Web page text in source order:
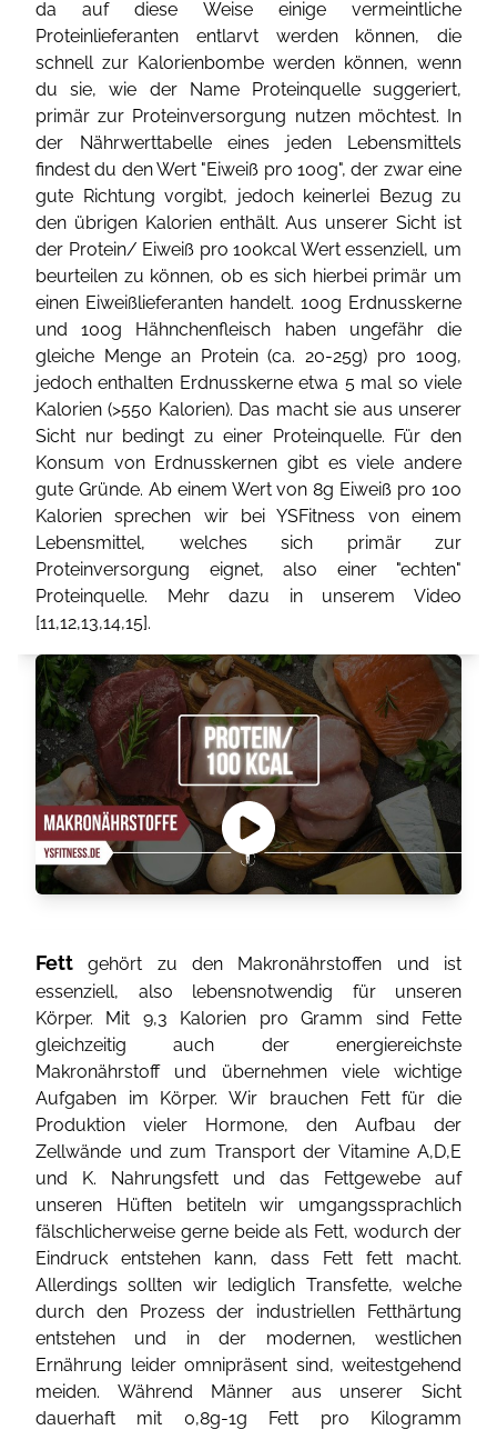
da auf diese Weise einige vermeintliche
Proteinlieferanten entlarvt werden können, die
schnell zur Kalorienbombe werden können, wenn
du sie, wie der Name Proteinquelle suggeriert,
primär zur Proteinversorgung nutzen möchtest. In
der Nährwerttabelle eines jeden Lebensmittels
findest du den Wert "Eiweiß pro 100g", der zwar eine
gute Richtung vorgibt, jedoch keinerlei Bezug zu
den übrigen Kalorien enthält. Aus unserer Sicht ist
der Protein/ Eiweiß pro 100kcal Wert essenziell, um
beurteilen zu können, ob es sich hierbei primär um
einen Eiweißlieferanten handelt. 100g Erdnusskerne
und 100g Hähnchenfleisch haben ungefähr die
gleiche Menge an Protein (ca. 20-25g) pro 100g,
jedoch enthalten Erdnusskerne etwa 5 mal so viele
Kalorien (>550 Kalorien). Das macht sie aus unserer
Sicht nur bedingt zu einer Proteinquelle. Für den
Konsum von Erdnusskernen gibt es viele andere
gute Gründe. Ab einem Wert von 8g Eiweiß pro 100
Kalorien sprechen wir bei YSFitness von einem
Lebensmittel, welches sich primär zur
Proteinversorgung eignet, also einer "echten"
Proteinquelle. Mehr dazu in unserem Video
[11,12,13,14,15].
Fett gehört zu den Makronährstoffen und ist
essenziell, also lebensnotwendig für unseren
Körper. Mit 9,3 Kalorien pro Gramm sind Fette
gleichzeitig auch der energiereichste
Makronährstoff und übernehmen viele wichtige
Aufgaben im Körper. Wir brauchen Fett für die
Produktion vieler Hormone, den Aufbau der
Zellwände und zum Transport der Vitamine A,D,E
und K. Nahrungsfett und das Fettgewebe auf
unseren Hüften betiteln wir umgangssprachlich
fälschlicherweise gerne beide als Fett, wodurch der
Eindruck entstehen kann, dass Fett fett macht.
Allerdings sollten wir lediglich Transfette, welche
durch den Prozess der industriellen Fetthärtung
entstehen und in der modernen, westlichen
Ernährung leider omnipräsent sind, weitestgehend
meiden. Während Männer aus unserer Sicht
dauerhaft mit 0,8g-1g Fett pro Kilogramm